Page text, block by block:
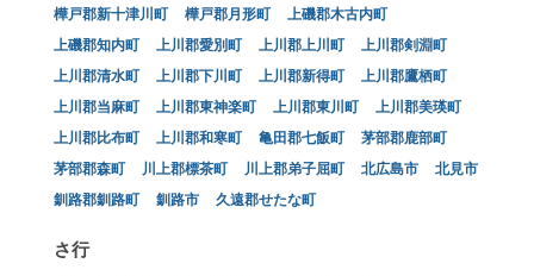
樺戸郡新十津川町
樺戸郡月形町
上磯郡木古内町
上磯郡知内町
上川郡愛別町 上川郡上川町
上川郡剣淵町
上川郡清水町
上川郡下川町 上川郡新得町
上川郡鷹栖町
上川郡当麻町
上川郡東神楽町 上川郡東川町
上川郡美瑛町
上川郡比布町
上川郡和寒町 亀田郡七飯町
茅部郡鹿部町
茅部郡森町
川上郡標茶町 川上郡弟子屈町 北広島市
北見市
釧路郡釧路町
釧路市 久遠郡せたな町
さ行